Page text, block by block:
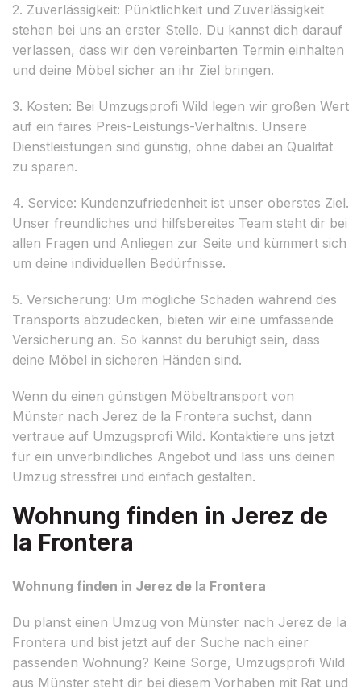
2. Zuverlässigkeit: Pünktlichkeit und Zuverlässigkeit
stehen bei uns an erster Stelle. Du kannst dich darauf
verlassen, dass wir den vereinbarten Termin einhalten
und deine Möbel sicher an ihr Ziel bringen.
3. Kosten: Bei Umzugsprofi Wild legen wir großen Wert
auf ein faires Preis-Leistungs-Verhältnis. Unsere
Dienstleistungen sind günstig, ohne dabei an Qualität
zu sparen.
4. Service: Kundenzufriedenheit ist unser oberstes Ziel.
Unser freundliches und hilfsbereites Team steht dir bei
allen Fragen und Anliegen zur Seite und kümmert sich
um deine individuellen Bedürfnisse.
5. Versicherung: Um mögliche Schäden während des
Transports abzudecken, bieten wir eine umfassende
Versicherung an. So kannst du beruhigt sein, dass
deine Möbel in sicheren Händen sind.
Wenn du einen günstigen Möbeltransport von
Münster nach Jerez de la Frontera suchst, dann
vertraue auf Umzugsprofi Wild. Kontaktiere uns jetzt
für ein unverbindliches Angebot und lass uns deinen
Umzug stressfrei und einfach gestalten.
Wohnung finden in Jerez de
la Frontera
Wohnung finden in Jerez de la Frontera
Du planst einen Umzug von Münster nach Jerez de la
Frontera und bist jetzt auf der Suche nach einer
passenden Wohnung? Keine Sorge, Umzugsprofi Wild
aus Münster steht dir bei diesem Vorhaben mit Rat und